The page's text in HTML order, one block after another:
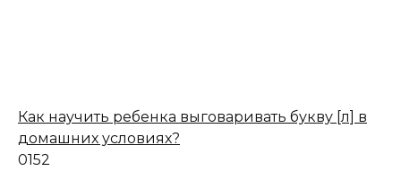
Как научить ребенка выговаривать букву [л] в
домашних условиях?
0152